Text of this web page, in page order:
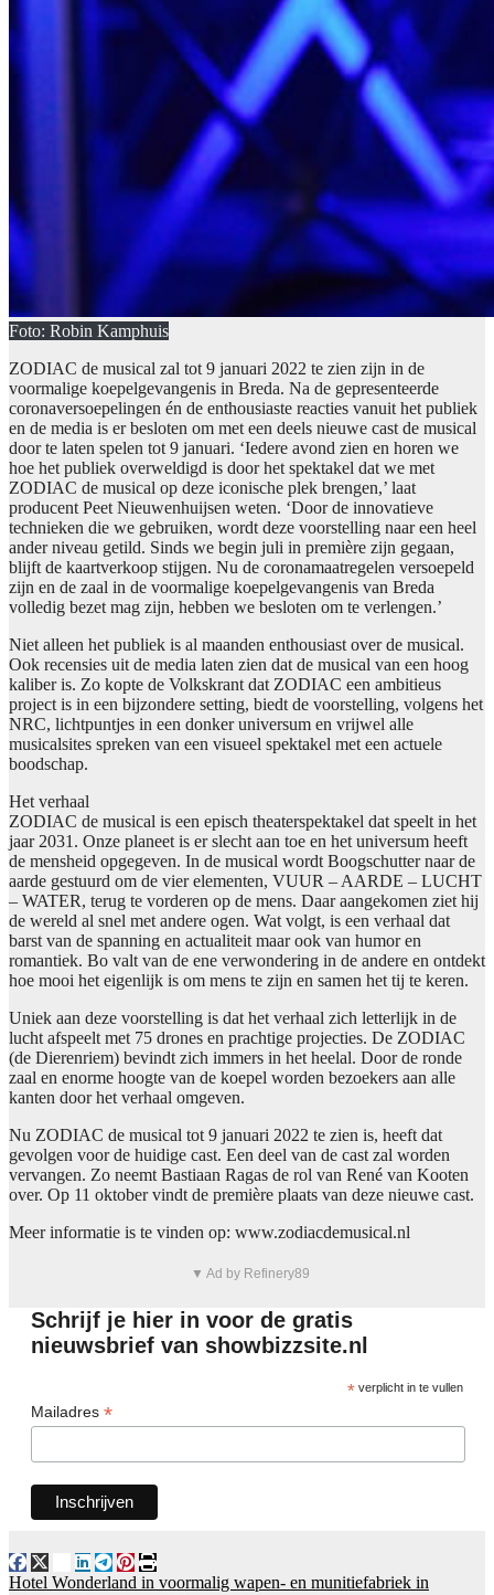
Foto: Robin Kamphuis
ZODIAC de musical zal tot 9 januari 2022 te zien zijn in de
voormalige koepelgevangenis in Breda. Na de gepresenteerde
coronaversoepelingen én de enthousiaste reacties vanuit het publiek
en de media is er besloten om met een deels nieuwe cast de musical
door te laten spelen tot 9 januari. ‘Iedere avond zien en horen we
hoe het publiek overweldigd is door het spektakel dat we met
ZODIAC de musical op deze iconische plek brengen,’ laat
producent Peet Nieuwenhuijsen weten. ‘Door de innovatieve
technieken die we gebruiken, wordt deze voorstelling naar een heel
ander niveau getild. Sinds we begin juli in première zijn gegaan,
blijft de kaartverkoop stijgen. Nu de coronamaatregelen versoepeld
zijn en de zaal in de voormalige koepelgevangenis van Breda
volledig bezet mag zijn, hebben we besloten om te verlengen.’
Niet alleen het publiek is al maanden enthousiast over de musical.
Ook recensies uit de media laten zien dat de musical van een hoog
kaliber is. Zo kopte de Volkskrant dat ZODIAC een ambitieus
project is in een bijzondere setting, biedt de voorstelling, volgens het
NRC, lichtpuntjes in een donker universum en vrijwel alle
musicalsites spreken van een visueel spektakel met een actuele
boodschap.
Het verhaal
ZODIAC de musical is een episch theaterspektakel dat speelt in het
jaar 2031. Onze planeet is er slecht aan toe en het universum heeft
de mensheid opgegeven. In de musical wordt Boogschutter naar de
aarde gestuurd om de vier elementen, VUUR – AARDE – LUCHT
– WATER, terug te vorderen op de mens. Daar aangekomen ziet hij
de wereld al snel met andere ogen. Wat volgt, is een verhaal dat
barst van de spanning en actualiteit maar ook van humor en
romantiek. Bo valt van de ene verwondering in de andere en ontdekt
hoe mooi het eigenlijk is om mens te zijn en samen het tij te keren.
Uniek aan deze voorstelling is dat het verhaal zich letterlijk in de
lucht afspeelt met 75 drones en prachtige projecties. De ZODIAC
(de Dierenriem) bevindt zich immers in het heelal. Door de ronde
zaal en enorme hoogte van de koepel worden bezoekers aan alle
kanten door het verhaal omgeven.
Nu ZODIAC de musical tot 9 januari 2022 te zien is, heeft dat
gevolgen voor de huidige cast. Een deel van de cast zal worden
vervangen. Zo neemt Bastiaan Ragas de rol van René van Kooten
over. Op 11 oktober vindt de première plaats van deze nieuwe cast.
Meer informatie is te vinden op: www.zodiacdemusical.nl
▼ Ad by Refinery89
Schrijf je hier in voor de gratis
nieuwsbrief van showbizzsite.nl
* verplicht in te vullen
Mailadres *
Bericht
Hotel Wonderland in voormalig wapen- en munitiefabriek in